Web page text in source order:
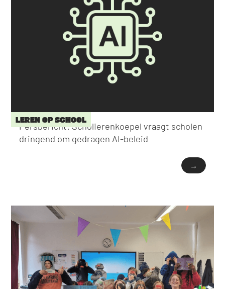
LEREN OP SCHOOL
Persbericht: Scholierenkoepel vraagt scholen
dringend om gedragen AI-beleid
→